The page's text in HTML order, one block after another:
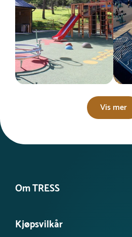
Vis mer
Om TRESS
Kontakt kundeservice
Kjøpsvilkår